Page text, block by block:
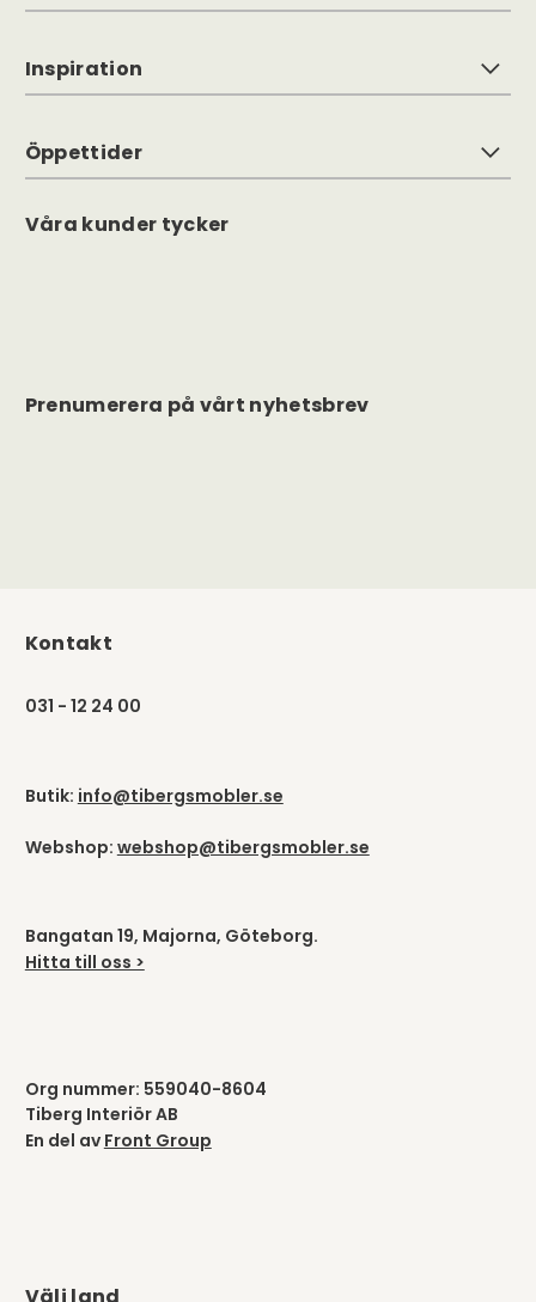
Inspiration
Öppettider
Våra kunder tycker
Prenumerera på vårt nyhetsbrev
Kontakt
031 - 12 24 00
Butik: info@tibergsmobler.se
Webshop: webshop@tibergsmobler.se
Bangatan 19, Majorna, Göteborg.
Hitta till oss >
Org nummer: 559040-8604
Tiberg Interiör AB
En del av Front Group